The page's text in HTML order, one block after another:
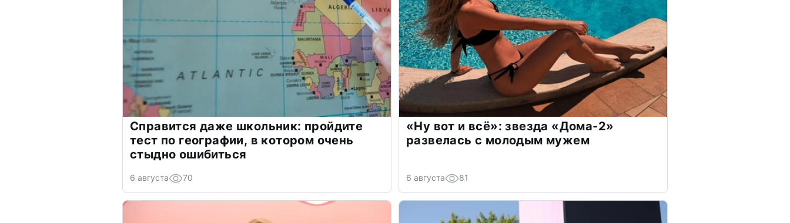
Справится даже школьник: пройдите
тест по географии, в котором очень
стыдно ошибиться
6 августа 70
«Ну вот и всё»: звезда «Дома-2»
развелась с молодым мужем
6 августа 81